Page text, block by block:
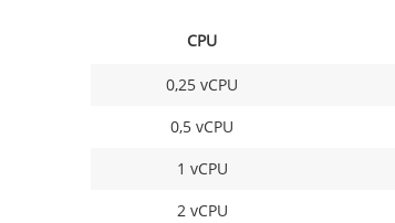
CPU
0,25 vCPU
0,5 vCPU
1 vCPU
2 vCPU